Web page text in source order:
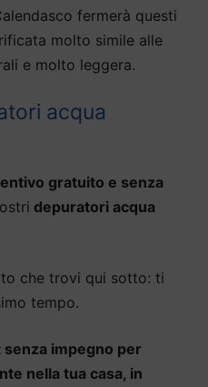
fermerà questi
molto simile alle
e molto leggera.
acqua
gratuito e senza
depuratori acqua
che trovi qui sotto: ti
tempo.
impegno per
nella tua casa, in